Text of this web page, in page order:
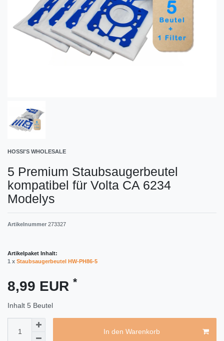
HOSSI'S WHOLESALE
5 Premium Staubsaugerbeutel
kompatibel für Volta CA 6234
Modelys
Artikelnummer 273327
Artikelpaket Inhalt:
1 x Staubsaugerbeutel HW-PH86-5
8,99 EUR *
Inhalt 5 Beutel
In den Warenkorb